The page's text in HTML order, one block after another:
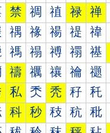
禁 禂 禃 禄 禅
禑 禒 禓 禔 禕
禡 禢 禣 禤 禥
禱 禲 禳 禴 禵
私 秂 秃 秄 秅
科 秒 秓 秔 秕